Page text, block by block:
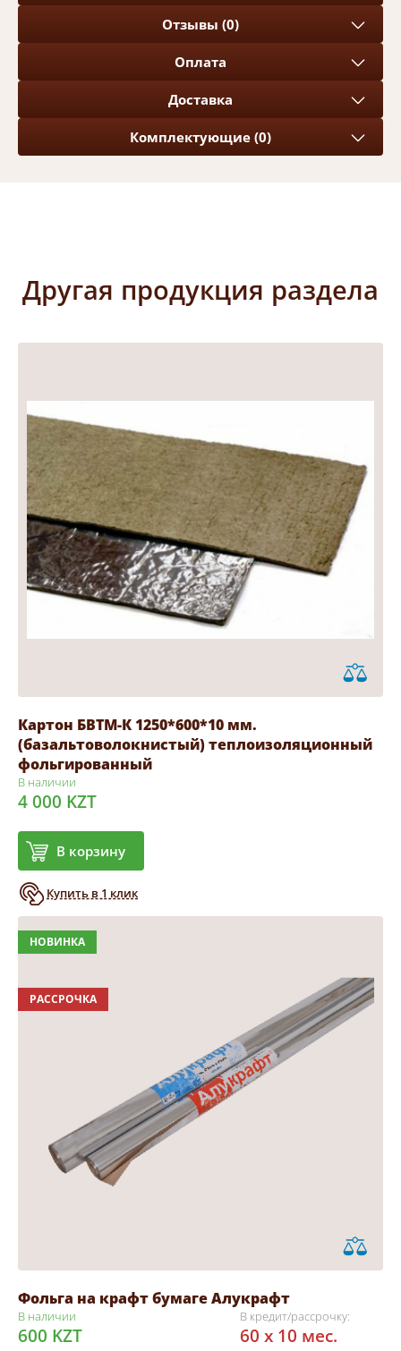
Отзывы (0)
Оплата
Доставка
Комплектующие (0)
Другая продукция раздела
Картон БВТМ-К 1250*600*10 мм.
(базальтоволокнистый) теплоизоляционный
фольгированный
В наличии
4 000 KZT
В корзину
Купить в 1 клик
НОВИНКА
РАССРОЧКА
Фольга на крафт бумаге Алукрафт
В наличии
600 KZT
В кредит/рассрочку:
60 x 10 мес.